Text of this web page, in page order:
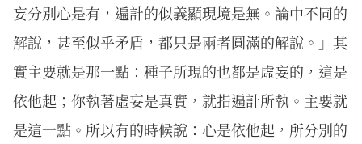
妄分別心是有，遍計的似義顯現境是無。論中不同的
解說，甚至似乎矛盾，都只是兩者圓滿的解說。」其
實主要就是那一點：種子所現的也都是虛妄的，這是
依他起；你執著虛妄是真實，就指遍計所執。主要就
是這一點。所以有的時候說：心是依他起，所分別的